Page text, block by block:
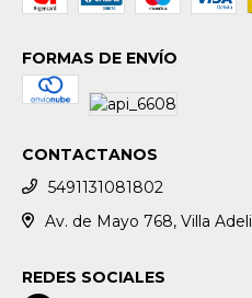
FORMAS DE ENVÍO
CONTACTANOS
5491131081802
Av. de Mayo 768, Villa
REDES SOCIALES